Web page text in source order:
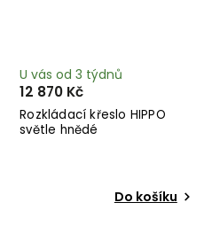
Rozkládací křeslo HIPPO
světle hnědé
U vás od 3 týdnů
12 870 Kč
Do košíku